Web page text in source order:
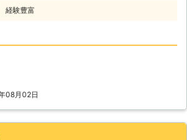
します 業者に作業を依頼しようと思
バッテリー上がりは、お客様の身にい
しております。 「土曜日にちょっと
温泉でも入りに行こうかと思ったら、
車が動かない……しまった！車が半ド
からこそおこなえる強みを紹介してい
バッテリー以外にも気になる点があり
JAFで培った経験をお客様のために役
立たせていただきます。お客様が必要
としていることに幅広く対応させてい
急にそのようなトラブルが発生してし
い」 このような症状が出た際は、車
経験豊富
08月02日